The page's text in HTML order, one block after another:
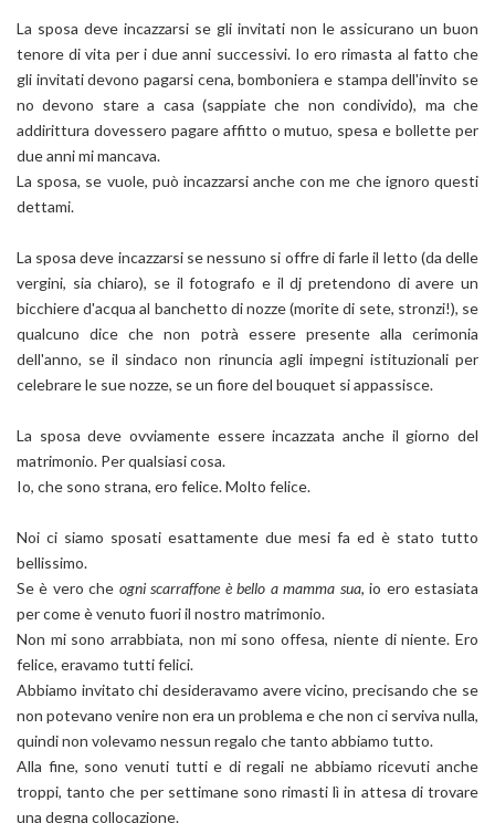
La sposa deve incazzarsi se gli invitati non le assicurano un buon
tenore di vita per i due anni successivi. Io ero rimasta al fatto che
gli invitati devono pagarsi cena, bomboniera e stampa dell'invito se
no devono stare a casa (sappiate che non condivido), ma che
addirittura dovessero pagare affitto o mutuo, spesa e bollette per
due anni mi mancava.
La sposa, se vuole, può incazzarsi anche con me che ignoro questi
dettami.
La sposa deve incazzarsi se nessuno si offre di farle il letto (da delle
vergini, sia chiaro), se il fotografo e il dj pretendono di avere un
bicchiere d'acqua al banchetto di nozze (morite di sete, stronzi!), se
qualcuno dice che non potrà essere presente alla cerimonia
dell'anno, se il sindaco non rinuncia agli impegni istituzionali per
celebrare le sue nozze, se un fiore del bouquet si appassisce.
La sposa deve ovviamente essere incazzata anche il giorno del
matrimonio. Per qualsiasi cosa.
Io, che sono strana, ero felice. Molto felice.
Noi ci siamo sposati esattamente due mesi fa ed è stato tutto
bellissimo.
Se è vero che ogni scarraffone è bello a mamma sua, io ero estasiata
per come è venuto fuori il nostro matrimonio.
Non mi sono arrabbiata, non mi sono offesa, niente di niente. Ero
felice, eravamo tutti felici.
Abbiamo invitato chi desideravamo avere vicino, precisando che se
non potevano venire non era un problema e che non ci serviva nulla,
quindi non volevamo nessun regalo che tanto abbiamo tutto.
Alla fine, sono venuti tutti e di regali ne abbiamo ricevuti anche
troppi, tanto che per settimane sono rimasti lì in attesa di trovare
una degna collocazione.